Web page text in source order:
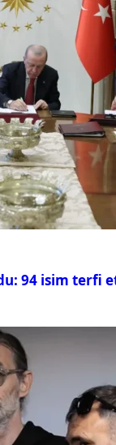
94 isim terfi